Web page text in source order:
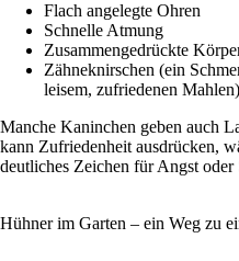
Flach angelegte Ohren
Schnelle Atmung
Zusammengedrückte
Zähneknirschen (ein
leisem, zufriedenen Mahlen)
Manche Kaninchen geben auch
kann Zufriedenheit ausdrücken,
deutliches Zeichen für Angst oder
Hühner im Garten – ein Weg zu